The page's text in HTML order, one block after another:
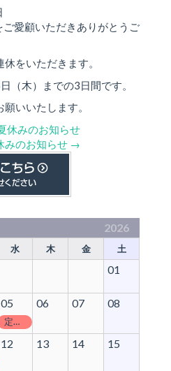
愛顧いただきありがとうご
をいただきます。
（木）までの3日間です。
いいたします。
休みのお知らせ
みのお知らせ →
2026
水 木 金 土
01
05
定休日
06 07 08
12 13 14 15